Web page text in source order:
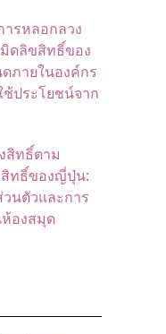
รหลอกลวง
ดลิขสิทธิ์ของ
ภายในองค์กร
ประโยชน์จาก
สิทธิ์ตาม
ทธิ์ของญี่ปุ่น:
นตัวและการ
องสมุด